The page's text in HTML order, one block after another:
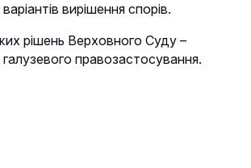
вирішення спорів.
рішень Верховного Суду –
правозастосування.